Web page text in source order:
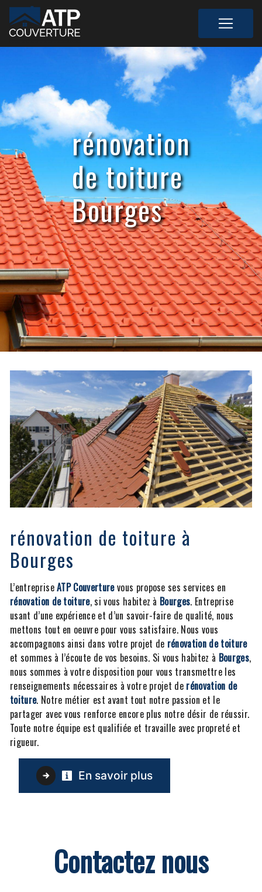
rénovation
de toiture
Bourges
rénovation de toiture à
Bourges
L’entrepriseATP Couverturevous propose ses services en
rénovation de toiture, si vous habitez à Bourges. Entreprise
usant d’une expérience et d’un savoir-faire de qualité, nous
mettons tout en oeuvre pour vous satisfaire. Nous vous
accompagnons ainsi dans votre projet de rénovation de toiture
et sommes à l’écoute de vos besoins. Si vous habitez à Bourges,
nous sommes à votre disposition pour vous transmettre les
renseignements nécessaires à votre projet de rénovation de
toiture. Notre métier est avant tout notre passion et le
partager avec vous renforce encore plus notre désir de réussir.
Toute notre équipe est qualifiée et travaille avec propreté et
rigueur.
En savoir plus
Contactez nous
Panneau de gestion des cookies